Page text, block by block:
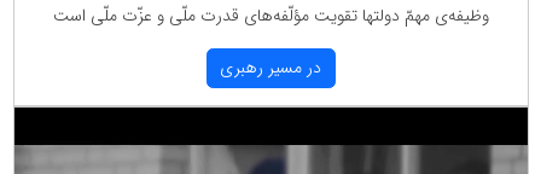
وظیفه‌ی مهمّ دولتها تقویت مؤلّفه‌های قدرت ملّی و عزّت ملّی است
در مسیر رهبری